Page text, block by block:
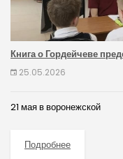
Книга о Гордейчеве
25.05.2026
21 мая в воронежской
Подробнее